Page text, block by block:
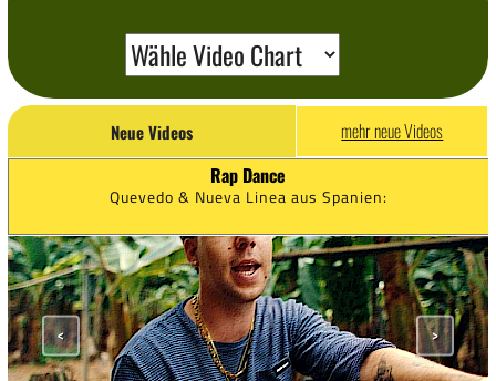
Neue Videos
mehr neue Videos
Rap Dance
Lucho Rk aus Spanien:
< >